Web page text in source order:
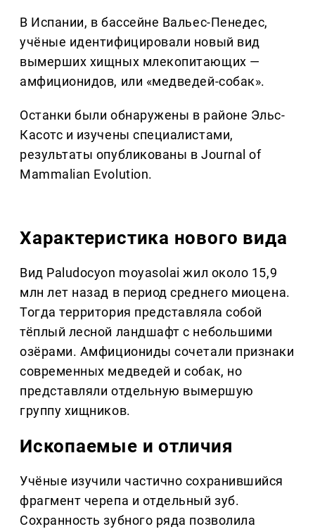
В Испании, в бассейне Вальес-Пенедес,
учёные идентифицировали новый вид
вымерших хищных млекопитающих —
амфиционидов, или «медведей-собак».
Останки были обнаружены в районе Эльс-
Касотс и изучены специалистами,
результаты опубликованы в Journal of
Mammalian Evolution.
Характеристика нового вида
Вид Paludocyon moyasolai жил около 15,9
млн лет назад в период среднего миоцена.
Тогда территория представляла собой
тёплый лесной ландшафт с небольшими
озёрами. Амфициониды сочетали признаки
современных медведей и собак, но
представляли отдельную вымершую
группу хищников.
Ископаемые и отличия
Учёные изучили частично сохранившийся
фрагмент черепа и отдельный зуб.
Сохранность зубного ряда позволила